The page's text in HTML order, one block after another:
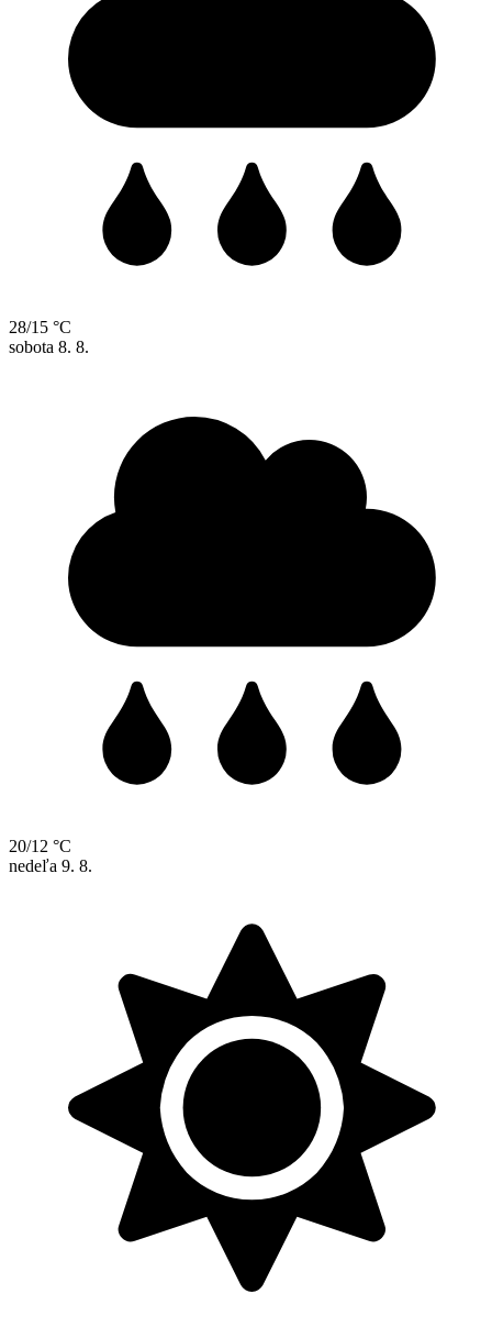
28/15 °C
sobota 8. 8.
20/12 °C
nedeľa 9. 8.